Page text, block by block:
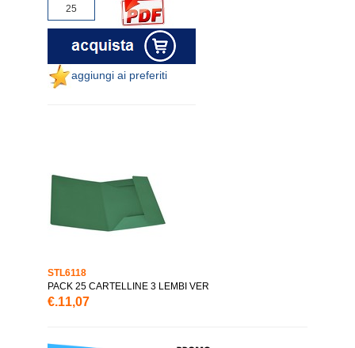
aggiungi ai preferiti
STL6118
PACK 25 CARTELLINE 3 LEMBI VER
€.11,07